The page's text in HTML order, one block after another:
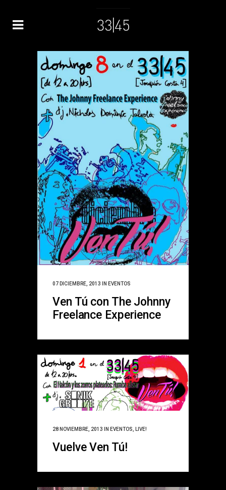
07 DICIEMBRE, 2013 IN EVENTOS
Ven Tú con The Johnny
Freelance Experience
28 NOVIEMBRE, 2013 IN EVENTOS LIVE!
Vuelve Ven Tú!